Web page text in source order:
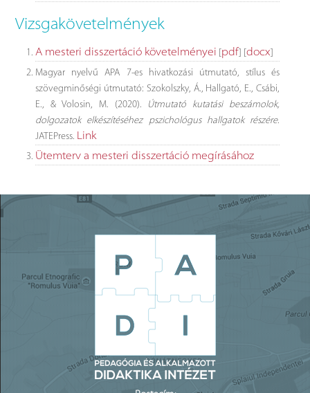
Vizsgakövetelmények
A mesteri disszertáció követelményei pdf ] [docx
Magyar nyelvű APA 7-es hivatkozási útmutató, stílus és
szövegminőségi útmutató: Szokolszky, Á., Hallgató, E., Csábi,
E., & Volosin, M. (2020).
Útmutató kutatási beszámolok,
dolgozatok elkészítéséhez pszichológus hallgatok részére.
JATEPress. Link
Ütemterv a mesteri disszertáció megírásához